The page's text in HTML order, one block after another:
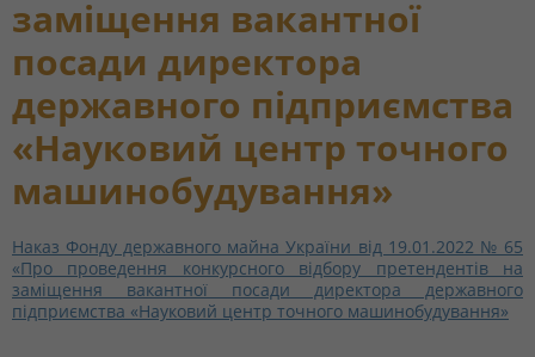
заміщення вакантної
посади директора
державного підприємства
«Науковий центр точного
машинобудування»
Наказ Фонду державного майна України від 19.01.2022 № 65
«Про проведення конкурсного відбору претендентів на
заміщення вакантної посади директора державного
підприємства «Науковий центр точного машинобудування»